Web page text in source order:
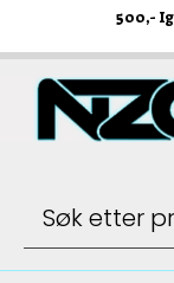
500,-